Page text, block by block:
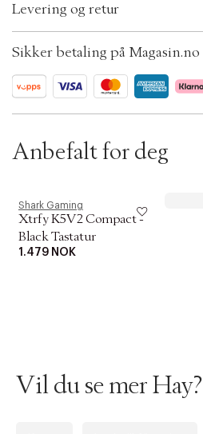
l
c
t
o
n
EAN: 5710441428459
ID: BKNA66-0008
Levering og retur
Sikker betaling på Magasin.no
Anbefalt for deg
Shark Gaming
Xtrfy K5V2 Compact -
Black Tastatur
1.479 NOK
Vil du se mer Hay?